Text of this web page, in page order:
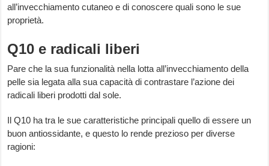
all’invecchiamento cutaneo e di conoscere quali sono le sue
proprietà.
Q10 e radicali liberi
Pare che la sua funzionalità nella lotta all’invecchiamento della
pelle sia legata alla sua capacità di contrastare l’azione dei
radicali liberi prodotti dal sole.
Il Q10 ha tra le sue caratteristiche principali quello di essere un
buon antiossidante, e questo lo rende prezioso per diverse
ragioni: